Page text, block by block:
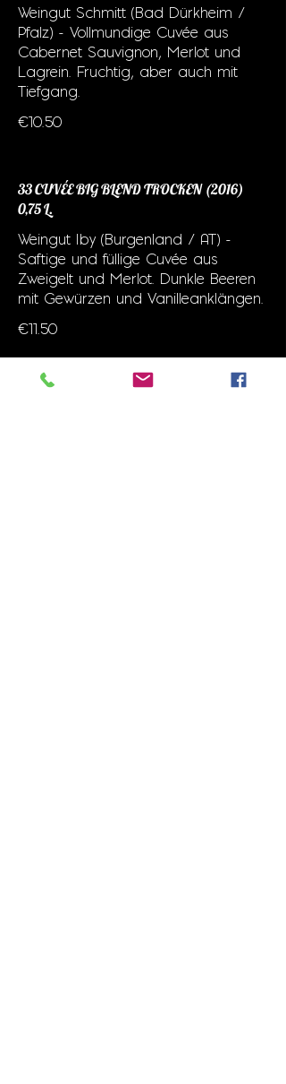
Weingut Schmitt (Bad Dürkheim /
Pfalz) - Vollmundige Cuvée aus
Cabernet Sauvignon, Merlot und
Lagrein. Fruchtig, aber auch mit
Tiefgang.
€10.50
33 CUVÉE BIG BLEND TROCKEN (2016)
0,75 L.
Weingut Iby (Burgenland / AT) -
Saftige und füllige Cuvée aus
Zweigelt und Merlot. Dunkle Beeren
mit Gewürzen und Vanilleanklängen.
€11.50